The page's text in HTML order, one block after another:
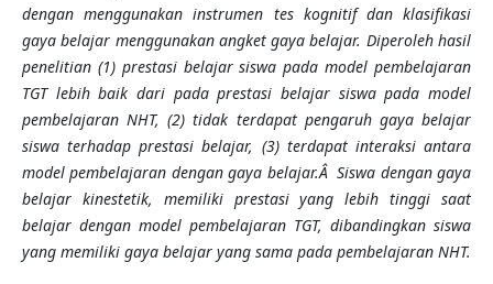
dengan menggunakan instrumen tes kognitif dan klasifikasi
gaya belajar menggunakan angket gaya belajar. Diperoleh hasil
penelitian (1) prestasi belajar siswa pada model pembelajaran
TGT lebih baik dari pada prestasi belajar siswa pada model
pembelajaran NHT, (2) tidak terdapat pengaruh gaya belajar
siswa terhadap prestasi belajar, (3) terdapat interaksi antara
model pembelajaran dengan gaya belajar.Â Siswa dengan gaya
belajar kinestetik, memiliki prestasi yang lebih tinggi saat
belajar dengan model pembelajaran TGT, dibandingkan siswa
yang memiliki gaya belajar yang sama pada pembelajaran NHT.